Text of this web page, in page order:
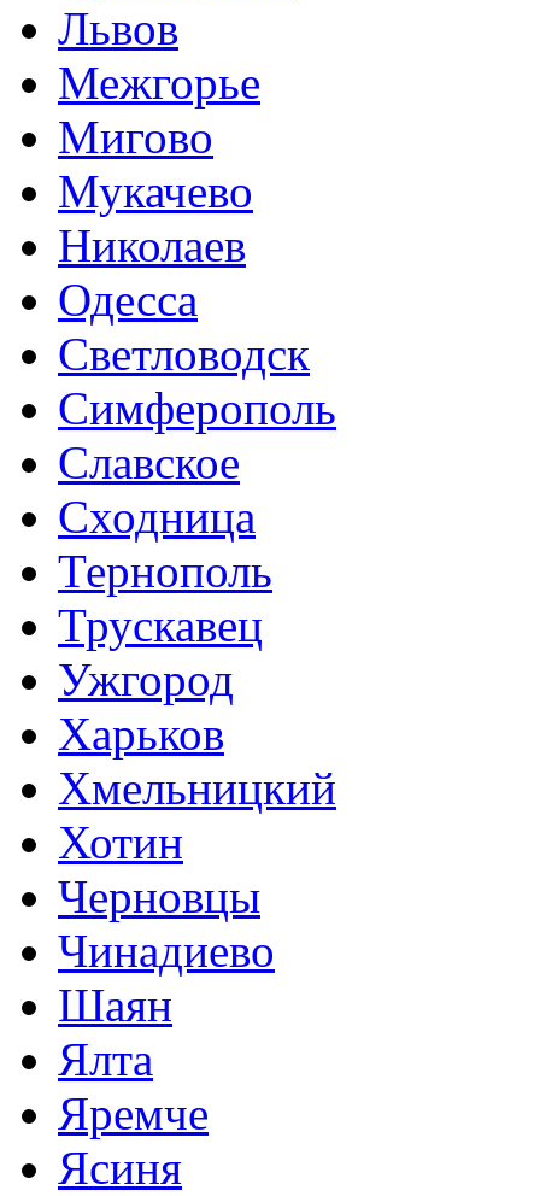
Львов
Межгорье
Мигово
Мукачево
Николаев
Одесса
Светловодск
Симферополь
Славское
Сходница
Тернополь
Трускавец
Ужгород
Харьков
Хмельницкий
Хотин
Черновцы
Чинадиево
Шаян
Ялта
Яремче
Ясиня